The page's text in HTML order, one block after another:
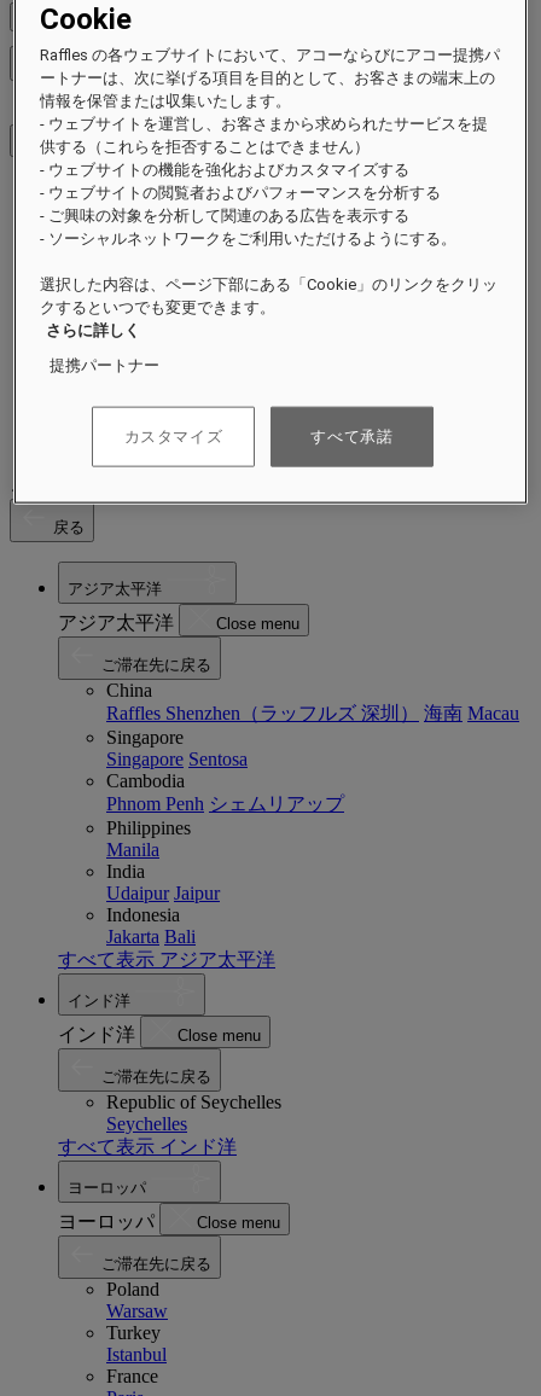
料金を確認
メニューを閉じる
ご滞在先
ホテル＆リゾート
エクスペリエンス
キャンペーン
イベント
ラッフルズの持続可能性
詳細
マガジン
ご滞在先
戻る
アジア太平洋
アジア太平洋 Close menu
ご滞在先に戻る
China
Raffles Shenzhen（ラッフルズ 深圳）
海南 Macau
Singapore
Singapore Sentosa
Cambodia
Phnom Penh シェムリアップ
Philippines
Manila
India
Udaipur Jaipur
Indonesia
Jakarta Bali
すべて表示 アジア太平洋
インド洋
インド洋 Close menu
ご滞在先に戻る
Republic of Seychelles
Seychelles
すべて表示 インド洋
ヨーロッパ
ヨーロッパ Close menu
ご滞在先に戻る
Poland
Warsaw
Turkey
Istanbul
France
Cookie
Raffles の各ウェブサイトにおいて、アコーならびにアコー提携パ
ートナーは、次に挙げる項目を目的として、お客さまの端末上の
情報を保管または収集いたします。
- ウェブサイトを運営し、お客さまから求められたサービスを提
供する（これらを拒否することはできません）
- ウェブサイトの機能を強化およびカスタマイズする
- ウェブサイトの閲覧者およびパフォーマンスを分析する
- ご興味の対象を分析して関連のある広告を表示する
- ソーシャルネットワークをご利用いただけるようにする。
選択した内容は、ページ下部にある「Cookie」のリンクをクリッ
クするといつでも変更できます。
さらに詳しく
提携パートナー
カスタマイズ すべて承諾